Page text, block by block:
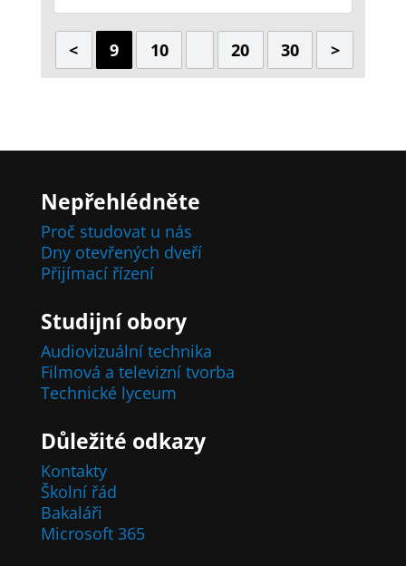
< 9 10 20 30 >
Nepřehlédněte
Proč studovat u nás
Dny otevřených dveří
Přijímací řízení
Studijní obory
Audiovizuální technika
Filmová a televizní tvorba
Technické lyceum
Důležité odkazy
Kontakty
Školní řád
Bakaláři
Microsoft 365